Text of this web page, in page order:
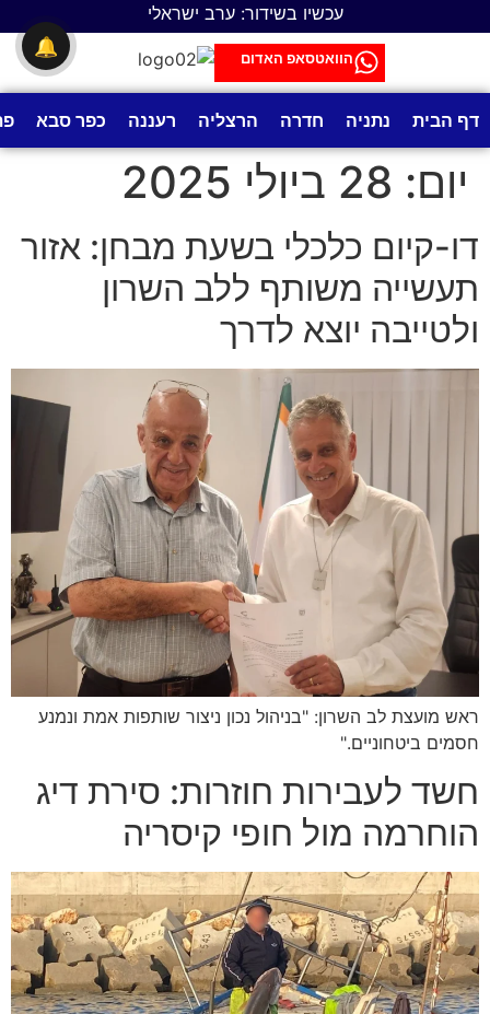
עכשיו בשידור: ערב ישראלי
הוואטסאפ האדום
דף הבית נתניה חדרה הרצליה רעננה כפר סבא
יום: 28 ביולי 2025
דו-קיום כלכלי בשעת מבחן: אזור
תעשייה משותף ללב השרון
ולטייבה יוצא לדרך
ראש מועצת לב השרון: "בניהול נכון ניצור שותפות אמת ונמנע
חסמים ביטחוניים."
חשד לעבירות חוזרות: סירת דיג
הוחרמה מול חופי קיסריה
🔔